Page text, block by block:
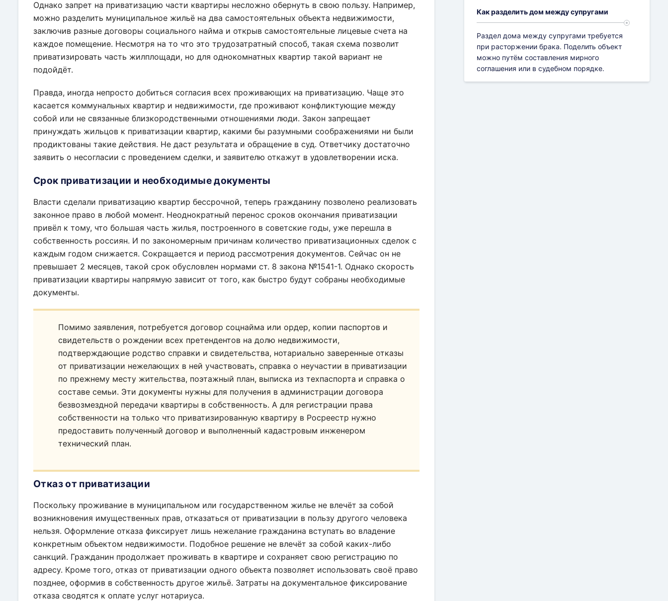
Однако запрет на приватизацию части квартиры несложно обернуть в свою пользу. Например,
можно разделить муниципальное жильё на два самостоятельных объекта недвижимости,
заключив разные договоры социального найма и открыв самостоятельные лицевые счета на
каждое помещение. Несмотря на то что это трудозатратный способ, такая схема позволит
приватизировать часть жилплощади, но для однокомнатных квартир такой вариант не
подойдёт.
Правда, иногда непросто добиться согласия всех проживающих на приватизацию. Чаще это
касается коммунальных квартир и недвижимости, где проживают конфликтующие между
собой или не связанные близкородственными отношениями люди. Закон запрещает
принуждать жильцов к приватизации квартир, какими бы разумными соображениями ни были
продиктованы такие действия. Не даст результата и обращение в суд. Ответчику достаточно
заявить о несогласии с проведением сделки, и заявителю откажут в удовлетворении иска.
Срок приватизации и необходимые документы
Власти сделали приватизацию квартир бессрочной, теперь гражданину позволено реализовать
законное право в любой момент. Неоднократный перенос сроков окончания приватизации
привёл к тому, что большая часть жилья, построенного в советские годы, уже перешла в
собственность россиян. И по закономерным причинам количество приватизационных сделок с
каждым годом снижается. Сокращается и период рассмотрения документов. Сейчас он не
превышает 2 месяцев, такой срок обусловлен нормами ст. 8 закона №1541-1. Однако скорость
приватизации квартиры напрямую зависит от того, как быстро будут собраны необходимые
документы.
Помимо заявления, потребуется договор соцнайма или ордер, копии паспортов и
свидетельств о рождении всех претендентов на долю недвижимости,
подтверждающие родство справки и свидетельства, нотариально заверенные отказы
от приватизации нежелающих в ней участвовать, справка о неучастии в приватизации
по прежнему месту жительства, поэтажный план, выписка из техпаспорта и справка о
составе семьи. Эти документы нужны для получения в администрации договора
безвозмездной передачи квартиры в собственность. А для регистрации права
собственности на только что приватизированную квартиру в Росреестр нужно
предоставить полученный договор и выполненный кадастровым инженером
технический план.
Отказ от приватизации
Поскольку проживание в муниципальном или государственном жилье не влечёт за собой
возникновения имущественных прав, отказаться от приватизации в пользу другого человека
нельзя. Оформление отказа фиксирует лишь нежелание гражданина вступать во владение
конкретным объектом недвижимости. Подобное решение не влечёт за собой каких-либо
санкций. Гражданин продолжает проживать в квартире и сохраняет свою регистрацию по
адресу. Кроме того, отказ от приватизации одного объекта позволяет использовать своё право
позднее, оформив в собственность другое жильё. Затраты на документальное фиксирование
отказа сводятся к оплате услуг нотариуса.
Как разделить дом между супругами
Раздел дома между супругами требуется
при расторжении брака. Поделить объект
можно путём составления мирного
соглашения или в судебном порядке.